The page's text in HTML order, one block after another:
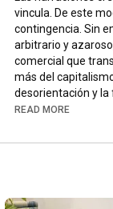
vincula. De este
contingencia. Sin
arbitrario y
comercial que
más del
desorientación y
sociedad de la
Narración e
rendimiento y su
READ MORE